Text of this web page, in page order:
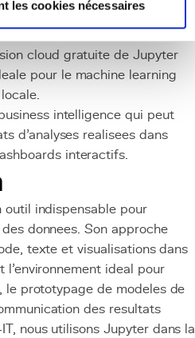
les cookies nécessaires
de machine learning pour
cloud gratuite de Jupyter
pour le machine learning
intelligence qui peut
d'analyses realisees dans
interactifs.
indispensable pour
donnees. Son approche
texte et visualisations dans
l'environnement ideal pour
le prototypage de modeles de
des resultats
nous utilisons Jupyter dans la